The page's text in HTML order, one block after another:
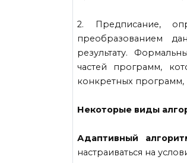
2. Предписание,
преобразованием
результату.
частей программ,
конкретных
Некоторые виды
Адаптивный
настраиваться на